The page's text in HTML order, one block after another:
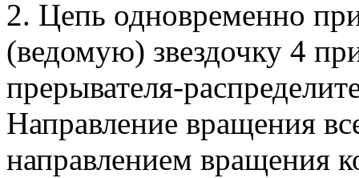
2. Цепь одновременно
(ведомую) звездочку 4
прерывателя-
Направление вращения
направлением вращения